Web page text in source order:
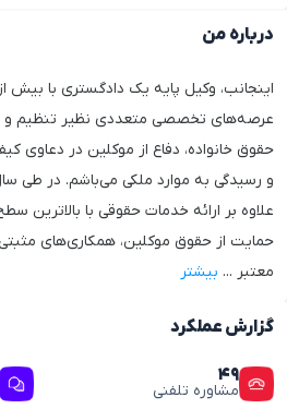
درباره من
اینجانب، وکیل پایه یک دادگستری با بیش
عرصه‌های تخصصی متعددی نظیر تنظیم و
حقوق خانواده، دفاع از موکلین در دعاوی
و رسیدگی به موارد ملکی می‌باشم. در طی
علاوه بر ارائه خدمات حقوقی با بالاترین
حمایت از حقوق موکلین، همکاری‌های
معتبر ... بیشتر
گزارش عملکرد
۴۹
مشاوره تلفنی